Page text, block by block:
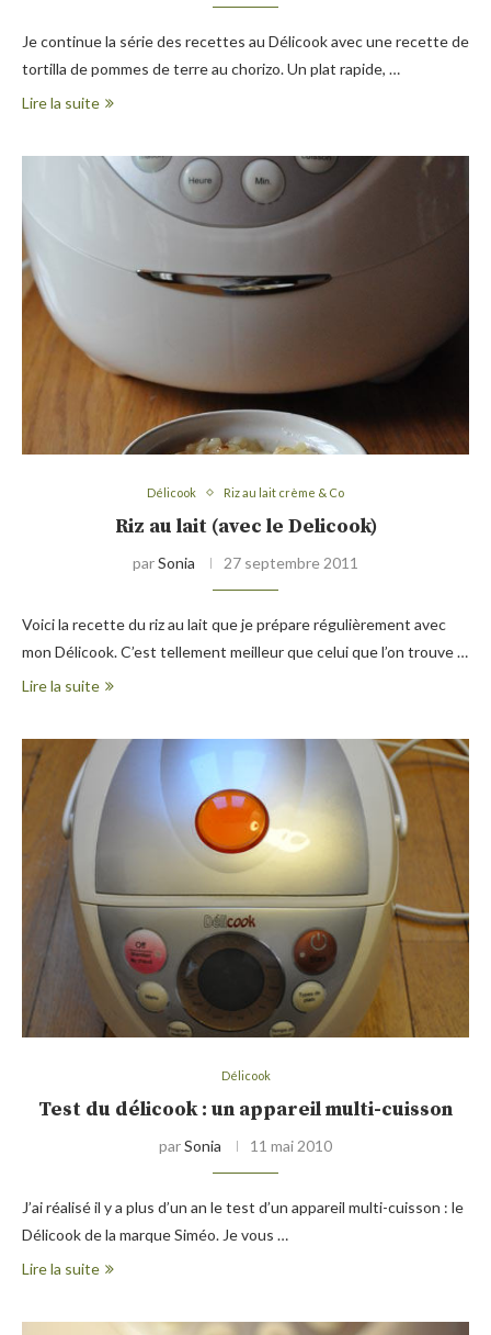
Je continue la série des recettes au Délicook avec une recette de
tortilla de pommes de terre au chorizo. Un plat rapide, …
Lire la suite
Délicook Riz au lait crème & Co
Riz au lait (avec le Delicook)
parSonia 27 septembre 2011
Voici la recette du riz au lait que je prépare régulièrement avec
mon Délicook. C’est tellement meilleur que celui que l’on trouve …
Lire la suite
Délicook
Test du délicook : un appareil multi-cuisson
parSonia 11 mai 2010
J’ai réalisé il y a plus d’un an le test d’un appareil multi-cuisson : le
Délicook de la marque Siméo. Je vous …
Lire la suite